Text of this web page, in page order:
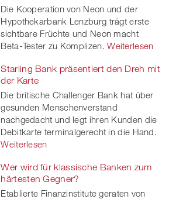
Die Kooperation von Neon und der
Hypothekarbank Lenzburg trägt erste
sichtbare Früchte und Neon macht
Beta-Tester zu Komplizen. Weiterlesen
Starling Bank präsentiert den Dreh mit
der Karte
Die britische Challenger Bank hat über
gesunden Menschenverstand
nachgedacht und legt ihren Kunden die
Debitkarte terminalgerecht in die Hand.
Weiterlesen
Wer wird für klassische Banken zum
härtesten Gegner?
Etablierte Finanzinstitute geraten von